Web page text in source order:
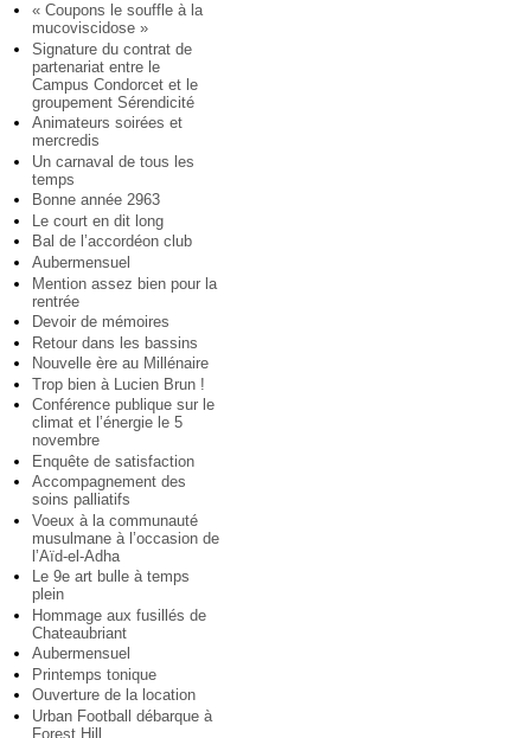
« Coupons le souffle à la
mucoviscidose »
Signature du contrat de
partenariat entre le
Campus Condorcet et le
groupement Sérendicité
Animateurs soirées et
mercredis
Un carnaval de tous les
temps
Bonne année 2963
Le court en dit long
Bal de l’accordéon club
Aubermensuel
Mention assez bien pour la
rentrée
Devoir de mémoires
Retour dans les bassins
Nouvelle ère au Millénaire
Trop bien à Lucien Brun !
Conférence publique sur le
climat et l’énergie le 5
novembre
Enquête de satisfaction
Accompagnement des
soins palliatifs
Voeux à la communauté
musulmane à l’occasion de
l’Aïd-el-Adha
Le 9e art bulle à temps
plein
Hommage aux fusillés de
Chateaubriant
Aubermensuel
Printemps tonique
Ouverture de la location
Urban Football débarque à
Forest Hill